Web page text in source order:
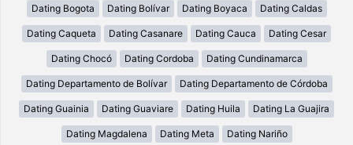
Dating Bogota Dating Bolívar Dating Boyaca Dating Caldas
Dating Caqueta Dating Casanare Dating Cauca Dating Cesar
Dating Chocó Dating Cordoba Dating Cundinamarca
Dating Departamento de Bolívar Dating Departamento de Córdoba
Dating Guainia Dating Guaviare Dating Huila Dating La Guajira
Dating Magdalena Dating Meta Dating Nariño